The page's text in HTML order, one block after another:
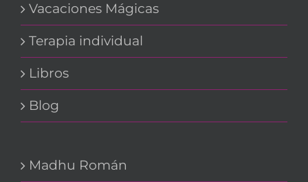
Vacaciones Mágicas
Terapia individual
Libros
Blog
Madhu Román